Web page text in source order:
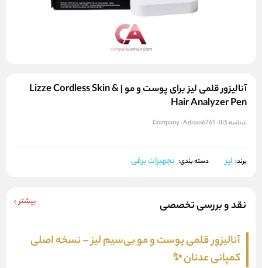
آنالیزور قلمی لیز برای پوست و مو | Lizze Cordless Skin &
Hair Analyzer Pen
شناسه کالا: Company-Adnan6765
برند: لیز دسته بندی: تجهیزات برقی
نقد و بررسی تخصصی بیشتر
آنالیزور قلمی پوست و مو بی‌سیم لیز – نسخه اصلی
کمپانی عدنان ✨